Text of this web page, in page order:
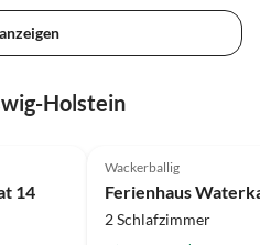
Holstein
14
Wackerballig
Ferienhaus
2 Schlafzimmer